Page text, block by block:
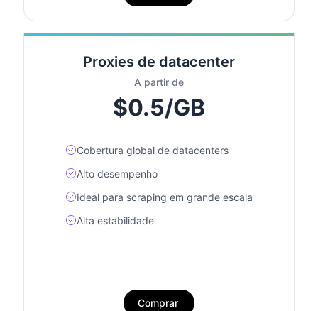
Proxies de datacenter
A partir de
$0.5/GB
Cobertura global de datacenters
Alto desempenho
Ideal para scraping em grande escala
Alta estabilidade
Comprar